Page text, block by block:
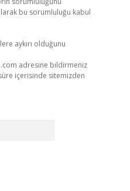
bu sorumluluğu kabul
aykırı olduğunu
adresine bildirmeniz
içerisinde sitemizden